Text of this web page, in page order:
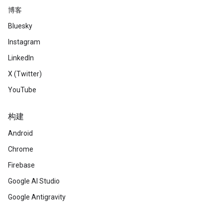
博客
Bluesky
Instagram
LinkedIn
X (Twitter)
YouTube
构建
Android
Chrome
Firebase
Google AI Studio
Google Antigravity